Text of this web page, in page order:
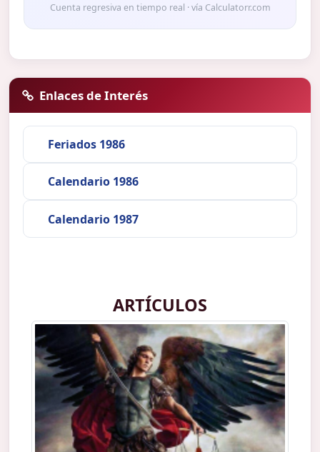
Cuenta regresiva en tiempo real · vía Calculatorr.com
Enlaces de Interés
Feriados 1986
Calendario 1986
Calendario 1987
ARTÍCULOS